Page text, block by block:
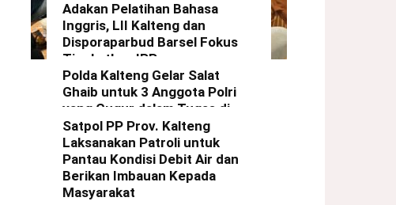
Adakan Pelatihan Bahasa
Inggris, LII Kalteng dan
Disporaparbud Barsel Fokus
Tingkatkan IPP
redaksi - 21 Maret 2025
Polda Kalteng Gelar Salat
Ghaib untuk 3 Anggota Polri
yang Gugur dalam Tugas di
Way Kanan Lampung
redaksi - 19 Maret 2025
Satpol PP Prov. Kalteng
Laksanakan Patroli untuk
Pantau Kondisi Debit Air dan
Berikan Imbauan Kepada
Masyarakat